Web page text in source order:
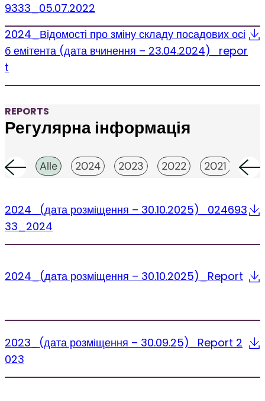
9333_05.07.2022
2024_Відомості про зміну складу посадових осі
б емітента (дата вчинення – 23.04.2024)_repor
t
REPORTS
Регулярна інформація
Alle 2024 2023 2022 2021
2024_(дата розміщення – 30.10.2025)_024693
33_2024
2024_(дата розміщення – 30.10.2025)_Report
2023_(дата розміщення – 30.09.25)_Report 2
023